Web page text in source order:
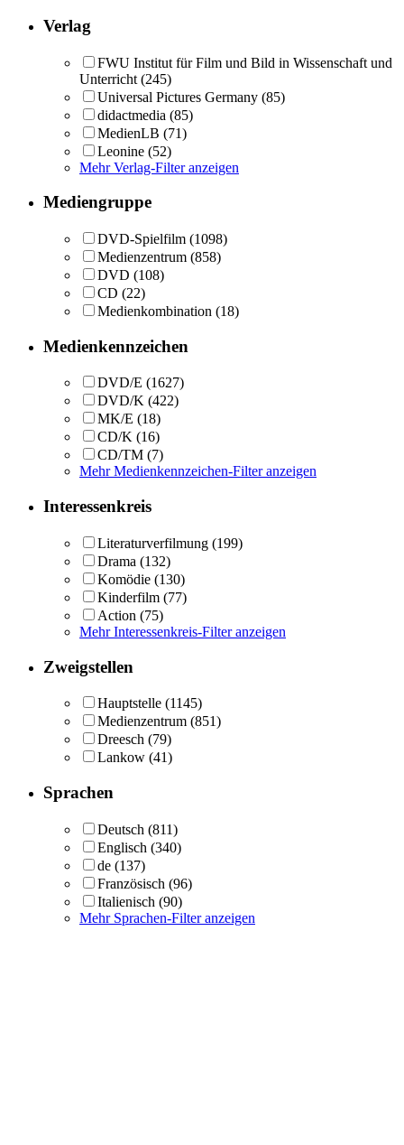
Verlag
FWU Institut für Film und Bild in Wissenschaft und
Unterricht (245)
Universal Pictures Germany (85)
didactmedia (85)
MedienLB (71)
Leonine (52)
Mehr Verlag-Filter anzeigen
Mediengruppe
DVD-Spielfilm (1098)
Medienzentrum (858)
DVD (108)
CD (22)
Medienkombination (18)
Medienkennzeichen
DVD/E (1627)
DVD/K (422)
MK/E (18)
CD/K (16)
CD/TM (7)
Mehr Medienkennzeichen-Filter anzeigen
Interessenkreis
Literaturverfilmung (199)
Drama (132)
Komödie (130)
Kinderfilm (77)
Action (75)
Mehr Interessenkreis-Filter anzeigen
Zweigstellen
Hauptstelle (1145)
Medienzentrum (851)
Dreesch (79)
Lankow (41)
Sprachen
Deutsch (811)
Englisch (340)
de (137)
Französisch (96)
Italienisch (90)
Mehr Sprachen-Filter anzeigen